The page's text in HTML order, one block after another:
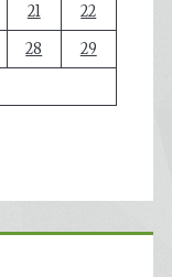
21
22
28
29